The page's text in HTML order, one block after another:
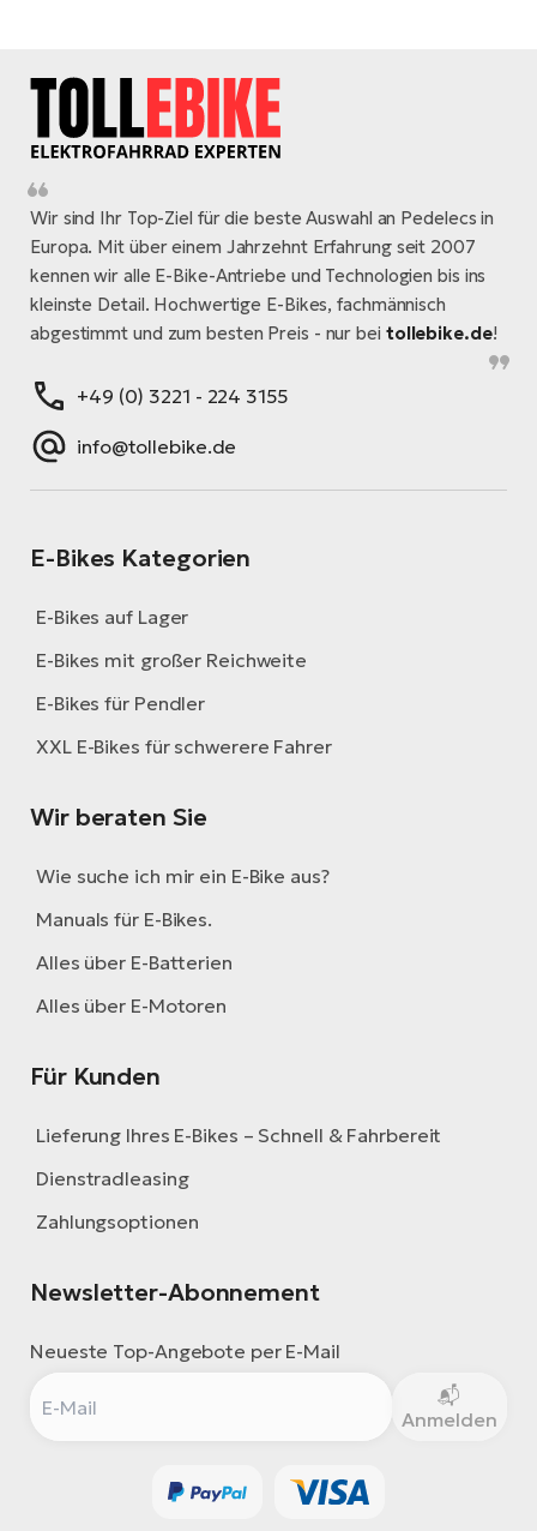
Wir sind Ihr Top-Ziel für die beste Auswahl an Pedelecs in
Europa. Mit über einem Jahrzehnt Erfahrung seit 2007
kennen wir alle E-Bike-Antriebe und Technologien bis ins
kleinste Detail. Hochwertige E-Bikes, fachmännisch
abgestimmt und zum besten Preis - nur bei tollebike.de!
+49 (0) 3221 - 224 3155
info@tollebike.de
E-Bikes Kategorien
E-Bikes auf Lager
E-Bikes mit großer Reichweite
E-Bikes für Pendler
XXL E-Bikes für schwerere Fahrer
Wir beraten Sie
Wie suche ich mir ein E-Bike aus?
Manuals für E-Bikes.
Alles über E-Batterien
Alles über E-Motoren
Für Kunden
Lieferung Ihres E-Bikes – Schnell & Fahrbereit
Dienstradleasing
Zahlungsoptionen
Newsletter-Abonnement
Neueste Top-Angebote per E-Mail
Anmelden